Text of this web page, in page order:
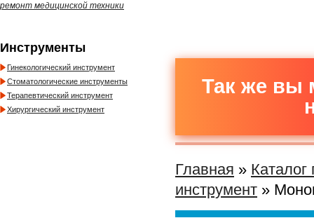
ремонт медицинской техники
Инструменты
Гинекологический инструмент
Стоматологические инструменты
Терапевтический инструмент
Хирургический инструмент
Так же вы
Главная » Каталог
инструмент »